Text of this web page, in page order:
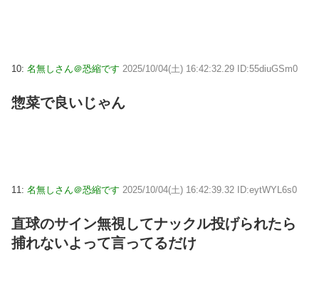
10: 名無しさん＠恐縮です 2025/10/04(土) 16:42:32.29 ID:55diuGSm0
惣菜で良いじゃん
11: 名無しさん＠恐縮です 2025/10/04(土) 16:42:39.32 ID:eytWYL6s0
直球のサイン無視してナックル投げられたら
捕れないよって言ってるだけ